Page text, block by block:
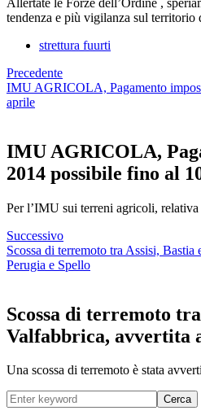
tendenza e più vigilanza sul territorio
strettura fuurti
Precedente
IMU AGRICOLA, Pagamento
aprile
IMU AGRICOLA,
2014 possibile fino al
Per l’IMU sui terreni agricoli, relativa
Successivo
Scossa di terremoto tra Assisi, Bastia
Perugia e Spello
Scossa di terremoto
Valfabbrica, avvertita
Una scossa di terremoto è stata
Cerca